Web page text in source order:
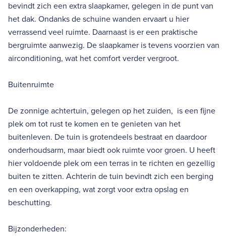
bevindt zich een extra slaapkamer, gelegen in de punt van
het dak. Ondanks de schuine wanden ervaart u hier
verrassend veel ruimte. Daarnaast is er een praktische
bergruimte aanwezig. De slaapkamer is tevens voorzien van
airconditioning, wat het comfort verder vergroot.
Buitenruimte
De zonnige achtertuin, gelegen op het zuiden, is een fijne
plek om tot rust te komen en te genieten van het
buitenleven. De tuin is grotendeels bestraat en daardoor
onderhoudsarm, maar biedt ook ruimte voor groen. U heeft
hier voldoende plek om een terras in te richten en gezellig
buiten te zitten. Achterin de tuin bevindt zich een berging
en een overkapping, wat zorgt voor extra opslag en
beschutting.
Bijzonderheden: